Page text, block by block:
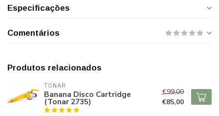
Especificações
Comentários
Produtos relacionados
TONAR
Banana Disco Cartridge
(Tonar 2735)
€99,00
€85,00